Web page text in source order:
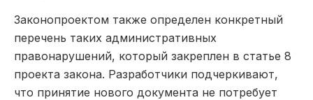
Законопроектом также определен конкретный
перечень таких административных
правонарушений, который закреплен в статье 8
проекта закона. Разработчики подчеркивают,
что принятие нового документа не потребует